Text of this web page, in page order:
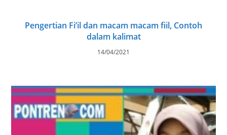
Pengertian Fi’il dan macam macam fiil, Contoh
dalam kalimat
14/04/2021